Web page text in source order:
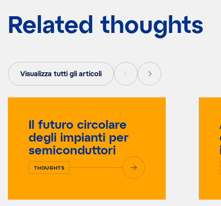
Related thoughts
Visualizza tutti gli articoli
Il futuro circolare
degli impianti per
semiconduttori
THOUGHTS